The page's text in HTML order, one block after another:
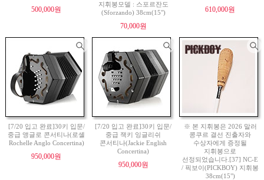
500,000원
지휘봉모델 : 스포르잔도
(Sforzando) 38cm(15")
70,000원
610,000원
[7/20 입고 완료]30키 입문/
중급 앵글로 콘서티나(로셸
Rochelle Anglo Concertina)
950,000원
[7/20 입고 완료]30키 입문/
중급 잭키 잉글리쉬
콘서티나(Jackie English
Concertina)
950,000원
※ 본 지휘봉은 2026 말러
콩쿠르 결선 진출자와
수상자에게 증정될
지휘봉으로
선정되었습니다.[37] NC-E
/ 픽보이(PICKBOY) 지휘봉
38cm(15")